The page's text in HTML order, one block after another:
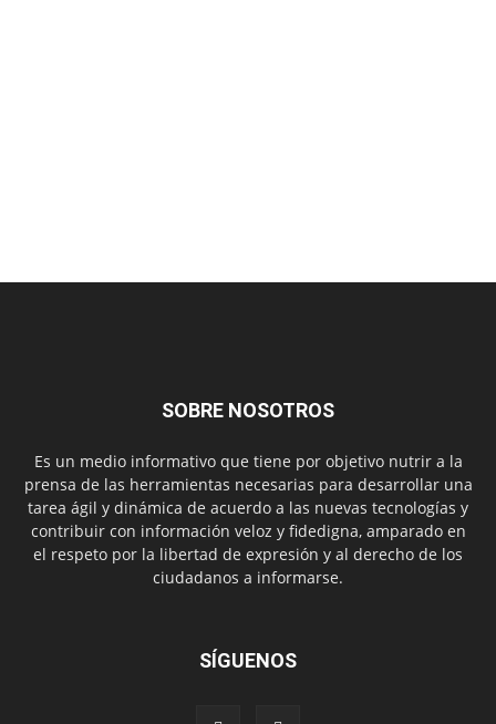
SOBRE NOSOTROS
Es un medio informativo que tiene por objetivo nutrir a la
prensa de las herramientas necesarias para desarrollar una
tarea ágil y dinámica de acuerdo a las nuevas tecnologías y
contribuir con información veloz y fidedigna, amparado en
el respeto por la libertad de expresión y al derecho de los
ciudadanos a informarse.
SÍGUENOS